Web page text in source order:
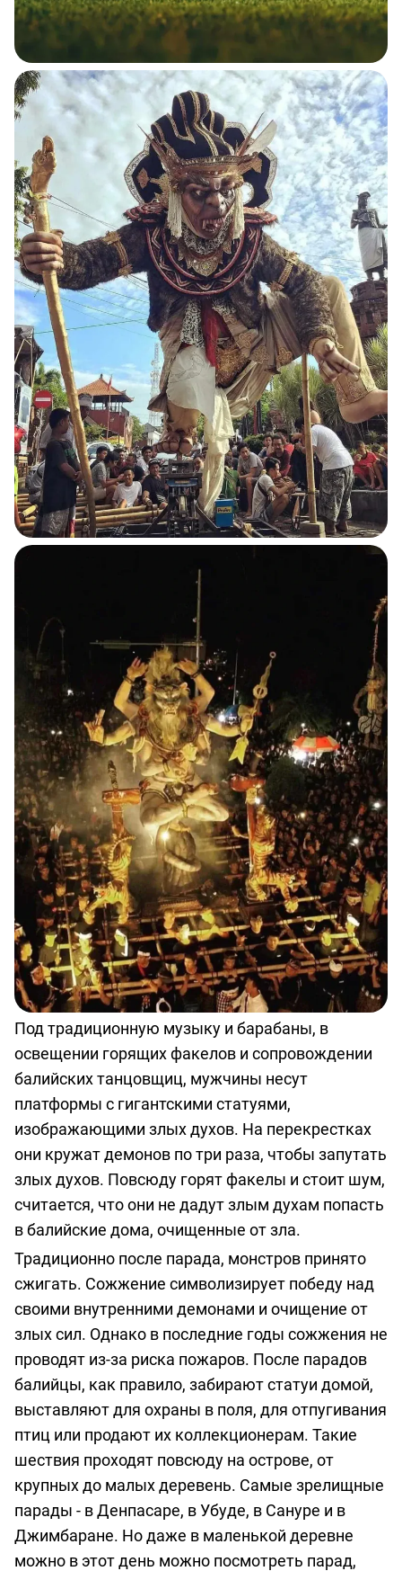
Под традиционную музыку и барабаны, в
освещении горящих факелов и сопровождении
балийских танцовщиц, мужчины несут
платформы с гигантскими статуями,
изображающими злых духов. На перекрестках
они кружат демонов по три раза, чтобы запутать
злых духов. Повсюду горят факелы и стоит шум,
считается, что они не дадут злым духам попасть
в балийские дома, очищенные от зла.
Традиционно после парада, монстров принято
сжигать. Сожжение символизирует победу над
своими внутренними демонами и очищение от
злых сил. Однако в последние годы сожжения не
проводят из-за риска пожаров. После парадов
балийцы, как правило, забирают статуи домой,
выставляют для охраны в поля, для отпугивания
птиц или продают их коллекционерам. Такие
шествия проходят повсюду на острове, от
крупных до малых деревень. Самые зрелищные
парады - в Денпасаре, в Убуде, в Сануре и в
Джимбаране. Но даже в маленькой деревне
можно в этот день можно посмотреть парад,